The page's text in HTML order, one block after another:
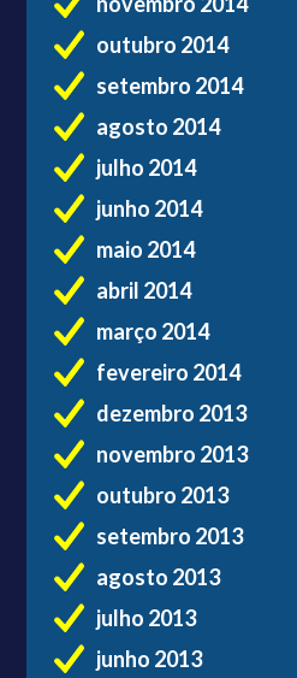
outubro 2014
setembro 2014
agosto 2014
julho 2014
junho 2014
maio 2014
abril 2014
março 2014
fevereiro 2014
dezembro 2013
novembro 2013
outubro 2013
setembro 2013
agosto 2013
julho 2013
junho 2013